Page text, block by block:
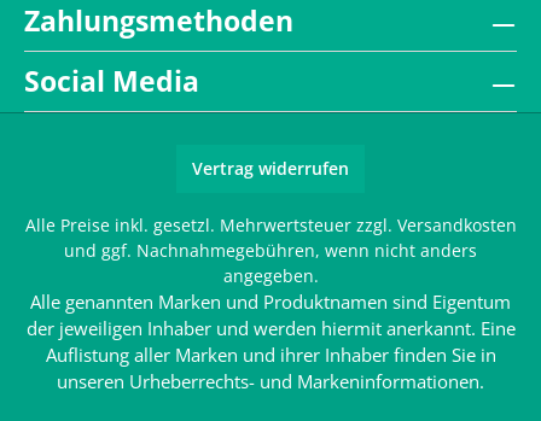
Zahlungsmethoden
Social Media
Vertrag widerrufen
Alle Preise inkl. gesetzl. Mehrwertsteuer zzgl. Versandkosten
und ggf. Nachnahmegebühren, wenn nicht anders
angegeben.
Alle genannten Marken und Produktnamen sind Eigentum
der jeweiligen Inhaber und werden hiermit anerkannt. Eine
Auflistung aller Marken und ihrer Inhaber finden Sie in
unseren Urheberrechts- und Markeninformationen.